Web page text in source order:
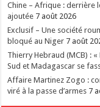
Chine – Afrique : derrière
ajoutée 7 août 2026
Exclusif – Une société
bloqué au Niger 7 août
Thierry Hebraud (MCB) :
Sud et Madagascar se
Affaire Martinez Zogo :
viré à la passe d’armes 7